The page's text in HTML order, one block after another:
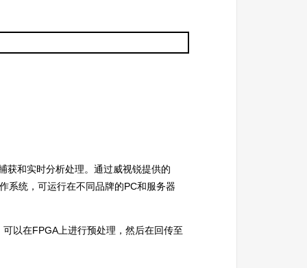
获和实时分析处理。通过威视锐提供的
系统，可运行在不同品牌的PC和服务器
以在FPGA上进行预处理，然后在回传至